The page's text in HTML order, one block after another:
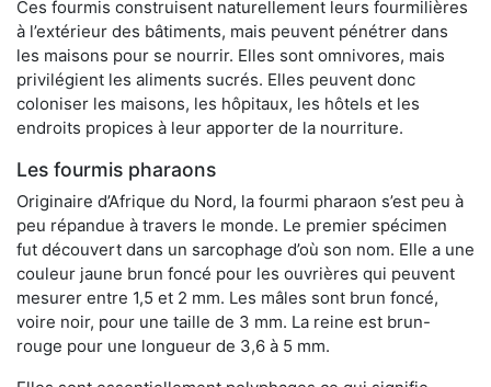
Ces fourmis construisent naturellement leurs fourmilières
à l’extérieur des bâtiments, mais peuvent pénétrer dans
les maisons pour se nourrir. Elles sont omnivores, mais
privilégient les aliments sucrés. Elles peuvent donc
coloniser les maisons, les hôpitaux, les hôtels et les
endroits propices à leur apporter de la nourriture.
Les fourmis pharaons
Originaire d’Afrique du Nord, la fourmi pharaon s’est peu à
peu répandue à travers le monde. Le premier spécimen
fut découvert dans un sarcophage d’où son nom. Elle a une
couleur jaune brun foncé pour les ouvrières qui peuvent
mesurer entre 1,5 et 2 mm. Les mâles sont brun foncé,
voire noir, pour une taille de 3 mm. La reine est brun-
rouge pour une longueur de 3,6 à 5 mm.